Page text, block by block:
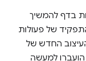
בדף להמשיך
של פעולות
החדש של
למעשה